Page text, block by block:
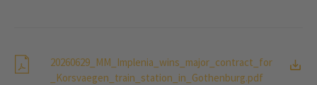
20260629_MM_Implenia_wins_major_contract_for
_Korsvaegen_train_station_in_Gothenburg.pdf